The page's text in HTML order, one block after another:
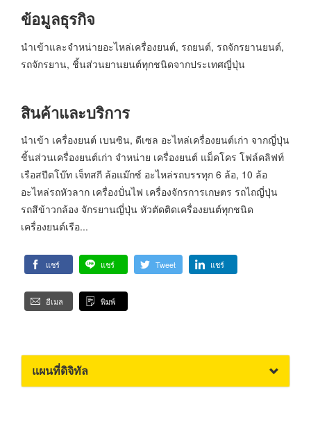
ข้อมูลธุรกิจ
นำเข้าและจำหน่ายอะไหล่เครื่องยนต์, รถยนต์, รถจักรยานยนต์,
รถจักรยาน, ชิ้นส่วนยานยนต์ทุกชนิดจากประเทศญี่ปุ่น
สินค้าและบริการ
นำเข้า เครื่องยนต์ เบนซิน, ดีเซล อะไหล่เครื่องยนต์เก่า จากญี่ปุ่น
ชิ้นส่วนเครื่องยนต์เก่า จำหน่าย เครื่องยนต์ แม็คโคร โฟล์คลิฟท์
เรือสปีดโบ๊ท เจ็ทสกี ล้อแม๊กซ์ อะไหล่รถบรรทุก 6 ล้อ, 10 ล้อ
อะไหล่รถหัวลาก เครื่องปั่นไฟ เครื่องจักรการเกษตร รถไถญี่ปุ่น
รถสีข้าวกล้อง จักรยานญี่ปุ่น หัวตัดติดเครื่องยนต์ทุกชนิด
เครื่องยนต์เรือ...
แชร์ แชร์ Tweet แชร์
อีเมล พิมพ์
แผนที่ดิจิทัล